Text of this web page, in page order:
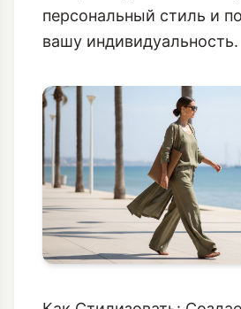
персональный стиль и
вашу индивидуальность.